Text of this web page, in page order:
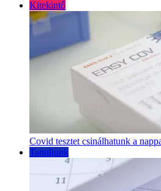
Kitekintő
Covid tesztet csinálhatunk a
Tanuljunk